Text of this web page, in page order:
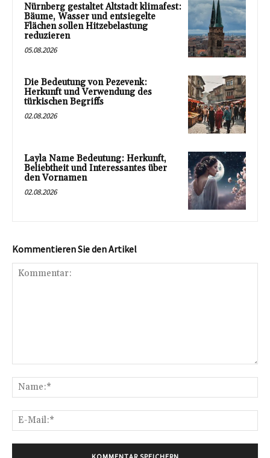
Nürnberg gestaltet Altstadt klimafest:
Bäume, Wasser und entsiegelte
Flächen sollen Hitzebelastung
reduzieren
05.08.2026
Die Bedeutung von Pezevenk:
Herkunft und Verwendung des
türkischen Begriffs
02.08.2026
Layla Name Bedeutung: Herkunft,
Beliebtheit und Interessantes über
den Vornamen
02.08.2026
Kommentieren Sie den Artikel